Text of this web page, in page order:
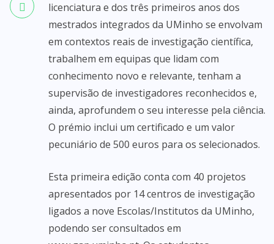
licenciatura e dos três primeiros anos dos
mestrados integrados da UMinho se envolvam
em contextos reais de investigação científica,
trabalhem em equipas que lidam com
conhecimento novo e relevante, tenham a
supervisão de investigadores reconhecidos e,
ainda, aprofundem o seu interesse pela ciência.
O prémio inclui um certificado e um valor
pecuniário de 500 euros para os selecionados.
Esta primeira edição conta com 40 projetos
apresentados por 14 centros de investigação
ligados a nove Escolas/Institutos da UMinho,
podendo ser consultados em